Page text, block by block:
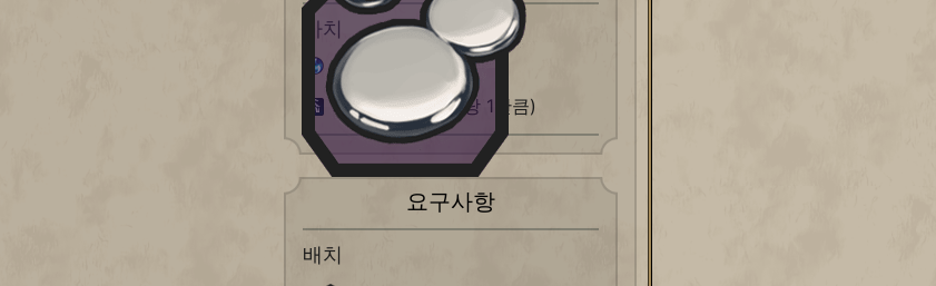
사치
과학 +1
쾌적도 +4 (도시당 1만큼)
요구사항
배치